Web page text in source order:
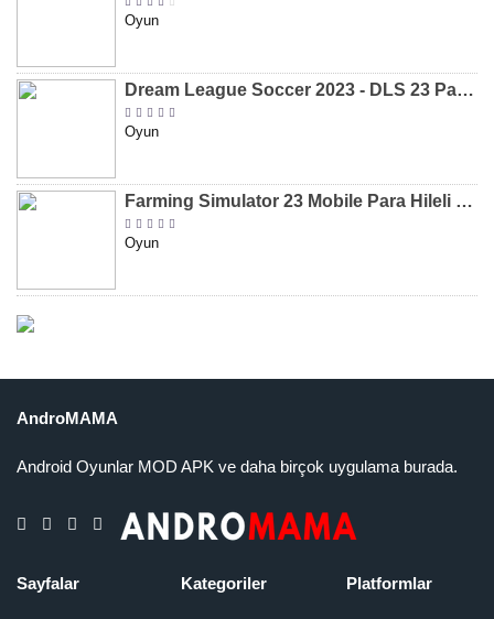
Oyun
Dream League Soccer 2023 - DLS 23 Para Hileli MOD APK [v11.020]
Oyun
Farming Simulator 23 Mobile Para Hileli MOD APK indir [v0.0.0.8]
Oyun
AndroMAMA
Android Oyunlar MOD APK ve daha birçok uygulama burada.
Sayfalar Kategoriler Platformlar